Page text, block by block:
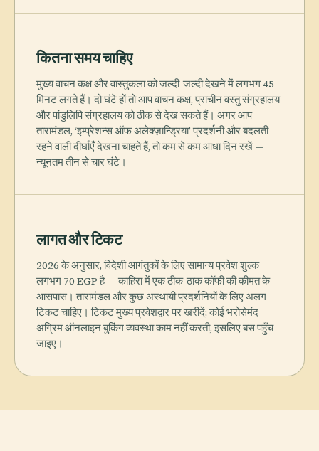
कितना समय चाहिए
मुख्य वाचन कक्ष और वास्तुकला को जल्दी-जल्दी देखने में लगभग 45
मिनट लगते हैं। दो घंटे हों तो आप वाचन कक्ष, प्राचीन वस्तु संग्रहालय
और पांडुलिपि संग्रहालय को ठीक से देख सकते हैं। अगर आप
तारामंडल, ‘इम्प्रेशन्स ऑफ अलेक्ज़ान्ड्रिया’ प्रदर्शनी और बदलती
रहने वाली दीर्घाएँ देखना चाहते हैं, तो कम से कम आधा दिन रखें —
न्यूनतम तीन से चार घंटे।
लागत और टिकट
2026 के अनुसार, विदेशी आगंतुकों के लिए सामान्य प्रवेश शुल्क
लगभग 70 EGP है — काहिरा में एक ठीक-ठाक कॉफी की कीमत के
आसपास। तारामंडल और कुछ अस्थायी प्रदर्शनियों के लिए अलग
टिकट चाहिए। टिकट मुख्य प्रवेशद्वार पर खरीदें; कोई भरोसेमंद
अग्रिम ऑनलाइन बुकिंग व्यवस्था काम नहीं करती, इसलिए बस पहुँच
जाइए।